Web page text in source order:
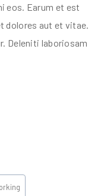
eos. Earum et est
dolores aut et vitae.
Deleniti laboriosam